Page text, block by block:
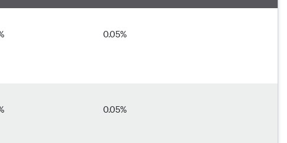
0.05%
0.05%